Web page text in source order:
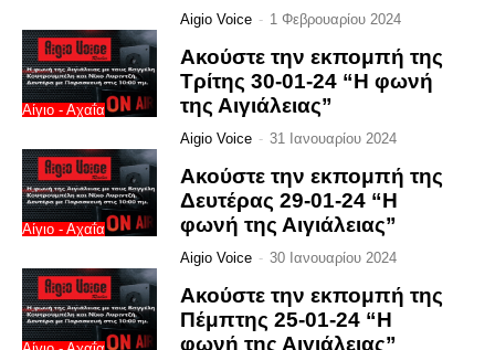
Aigio Voice - 1 Φεβρουαρίου 2024
Αίγιο - Αχαΐα
Ακούστε την εκπομπή της
Τρίτης 30-01-24 “Η φωνή
της Αιγιάλειας”
Aigio Voice - 31 Ιανουαρίου 2024
Αίγιο - Αχαΐα
Ακούστε την εκπομπή της
Δευτέρας 29-01-24 “Η
φωνή της Αιγιάλειας”
Aigio Voice - 30 Ιανουαρίου 2024
Ακούστε την εκπομπή της
Πέμπτης 25-01-24 “Η
φωνή της Αιγιάλειας”